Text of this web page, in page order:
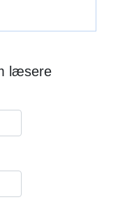
læsere